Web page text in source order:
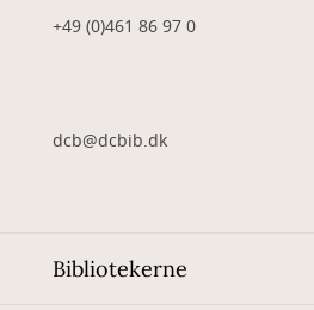
+49 (0)461 86 97 0
dcb@dcbib.dk
Bibliotekerne